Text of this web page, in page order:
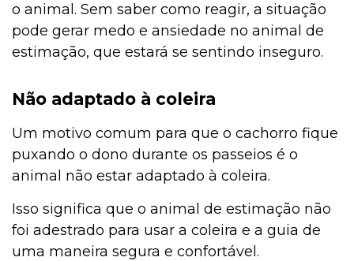
o animal. Sem saber como reagir, a situação
pode gerar medo e ansiedade no animal de
estimação, que estará se sentindo inseguro.
Não adaptado à coleira
Um motivo comum para que o cachorro fique
puxando o dono durante os passeios é o
animal não estar adaptado à coleira.
Isso significa que o animal de estimação não
foi adestrado para usar a coleira e a guia de
uma maneira segura e confortável.